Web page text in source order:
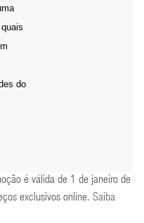
do
é válida de 1 de janeiro de
exclusivos online. Saiba